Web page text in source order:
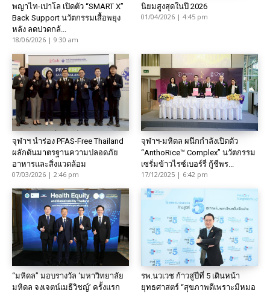
พญาไท-เปาโล เปิดตัว “SMART X”
Back Support นวัตกรรมเสื้อพยุง
หลัง ลดปวดกล้...
18/06/2026 | 9:30 am
นิยมสูงสุดในปี 2026
01/04/2026 | 4:45 pm
จุฬาฯ นำร่อง PFAS-Free Thailand
ผลักดันมาตรฐานความปลอดภัย
อาหารและสิ่งแวดล้อม
07/03/2026 | 2:46 pm
จุฬาฯ-มหิดล ผนึกกำลังเปิดตัว
“AnthoRice™ Complex” นวัตกรรม
เซรั่มข้าวไรซ์เบอร์รี่ กู้ชีพร...
17/12/2025 | 6:42 pm
“มหิดล” มอบรางวัล ‘มหาวิทยาลัย
มหิดล จงเจตน์เมธีวิชญ์’ ครั้งแรก
รพ.นวเวช ก้าวสู่ปีที่ 5 เดินหน้า
ยุทธศาสตร์ “สุขภาพดีเพราะมีหมอ